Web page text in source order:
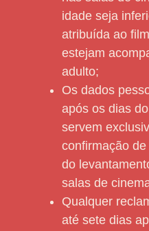
idade seja
atribuída ao
estejam
adulto;
Os dados
após os dias
servem
confirmação
do
salas de
Qualquer
até sete dias